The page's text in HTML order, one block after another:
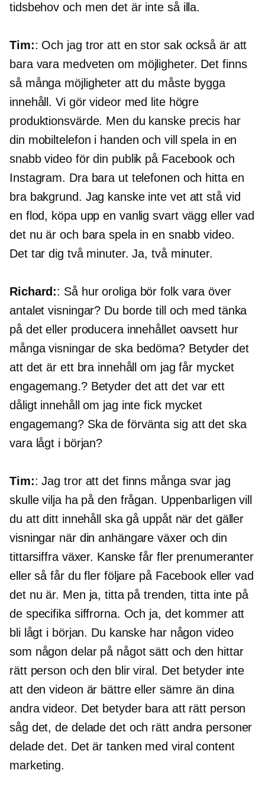
tidsbehov och men det är inte så illa.
Tim:: Och jag tror att en stor sak också är att
bara vara medveten om möjligheter. Det finns
så många möjligheter att du måste bygga
innehåll. Vi gör videor med lite högre
produktionsvärde. Men du kanske precis har
din mobiltelefon i handen och vill spela in en
snabb video för din publik på Facebook och
Instagram. Dra bara ut telefonen och hitta en
bra bakgrund. Jag kanske inte vet att stå vid
en flod, köpa upp en vanlig svart vägg eller vad
det nu är och bara spela in en snabb video.
Det tar dig två minuter. Ja, två minuter.
Richard:: Så hur oroliga bör folk vara över
antalet visningar? Du borde till och med tänka
på det eller producera innehållet oavsett hur
många visningar de ska bedöma? Betyder det
att det är ett bra innehåll om jag får mycket
engagemang.? Betyder det att det var ett
dåligt innehåll om jag inte fick mycket
engagemang? Ska de förvänta sig att det ska
vara lågt i början?
Tim:: Jag tror att det finns många svar jag
skulle vilja ha på den frågan. Uppenbarligen vill
du att ditt innehåll ska gå uppåt när det gäller
visningar när din anhängare växer och din
tittarsiffra växer. Kanske får fler prenumeranter
eller så får du fler följare på Facebook eller vad
det nu är. Men ja, titta på trenden, titta inte på
de specifika siffrorna. Och ja, det kommer att
bli lågt i början. Du kanske har någon video
som någon delar på något sätt och den hittar
rätt person och den blir viral. Det betyder inte
att den videon är bättre eller sämre än dina
andra videor. Det betyder bara att rätt person
såg det, de delade det och rätt andra personer
delade det. Det är tanken med viral content
marketing.